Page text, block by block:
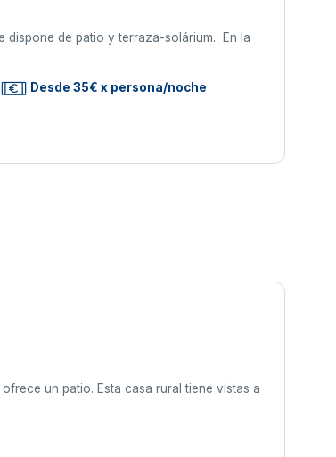
dispone de patio y terraza-solárium. En la
Desde 35€ x persona/noche
un patio. Esta casa rural tiene vistas a